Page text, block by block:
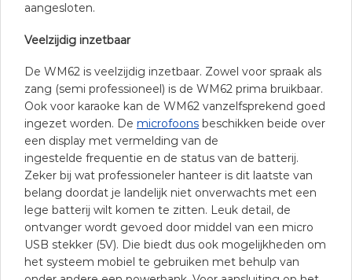
aangesloten.
Veelzijdig inzetbaar
De WM62 is veelzijdig inzetbaar. Zowel voor spraak als
zang (semi professioneel) is de WM62 prima bruikbaar.
Ook voor karaoke kan de WM62 vanzelfsprekend goed
ingezet worden. De microfoons beschikken beide over
een display met vermelding van de
ingestelde frequentie en de status van de batterij.
Zeker bij wat professioneler hanteer is dit laatste van
belang doordat je landelijk niet onverwachts met een
lege batterij wilt komen te zitten. Leuk detail, de
ontvanger wordt gevoed door middel van een micro
USB stekker (5V). Die biedt dus ook mogelijkheden om
het systeem mobiel te gebruiken met behulp van